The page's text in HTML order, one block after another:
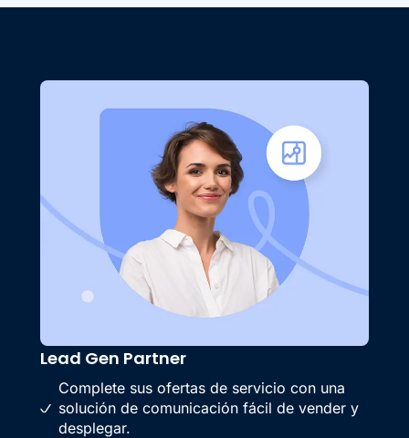
Lead Gen Partner
Complete sus ofertas de servicio con una
solución de comunicación fácil de vender y
desplegar.